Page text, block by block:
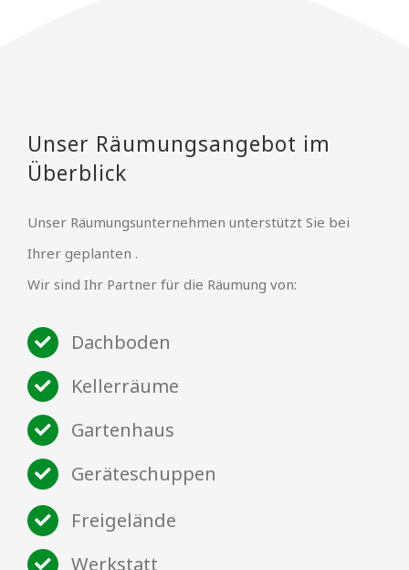
Unser Räumungsangebot im
Überblick
Unser Räumungsunternehmen unterstützt Sie bei
Ihrer geplanten .
Wir sind Ihr Partner für die Räumung von:
Dachboden
Kellerräume
Gartenhaus
Geräteschuppen
Freigelände
Werkstatt